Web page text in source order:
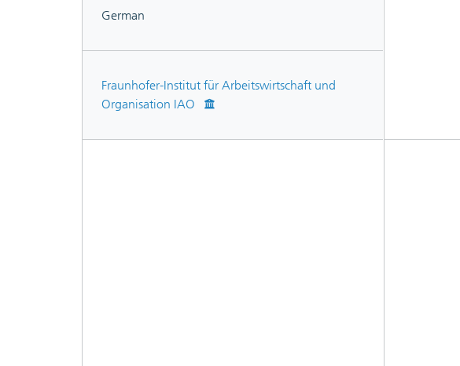
German
Fraunhofer-Institut für Arbeitswirtschaft und
Organisation IAO